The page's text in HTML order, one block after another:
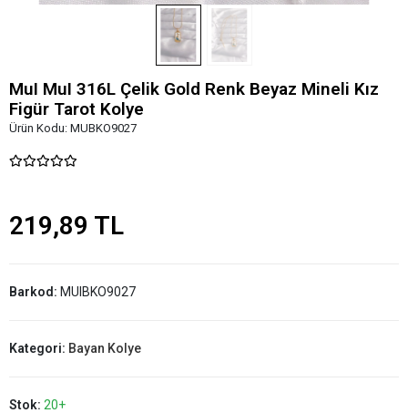
MuI MuI 316L Çelik Gold Renk Beyaz Mineli Kız
Figür Tarot Kolye
Ürün Kodu: MUBKO9027
219,89 TL
Barkod: MUIBKO9027
Kategori: Bayan Kolye
Stok: 20+